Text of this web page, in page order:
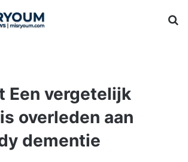
Een vergetelijk
overleden aan
dementie